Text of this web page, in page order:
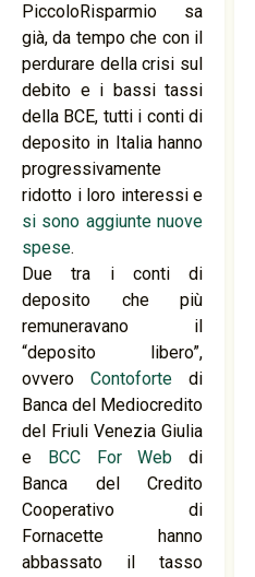
PiccoloRisparmio sa
già, da tempo che con il
perdurare della crisi sul
debito e i bassi tassi
della BCE, tutti i conti di
deposito in Italia hanno
progressivamente
ridotto i loro interessi e
si sono aggiunte nuove
spese.
Due tra i conti di
deposito che più
remuneravano il
“deposito libero”,
ovveroContoforte di
Banca del Mediocredito
del Friuli Venezia Giulia
e BCC For Web di
Banca del Credito
Cooperativo di
Fornacette hanno
abbassato il tasso